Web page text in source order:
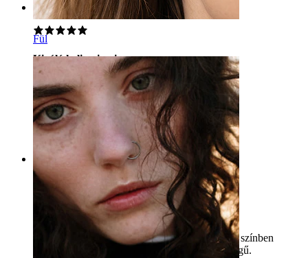
Fül
Rating
Kiváló helix piercing.
Kiváló helix piercing.
Tijana Ellenőrzött vásárlás
AI fordítás Eredeti megjelenítése
Rating
Ez a ékszer gyönyörű a helixben viselni. Arany színben
vettem, könnyen viselhető és nagyon jó minőségű.